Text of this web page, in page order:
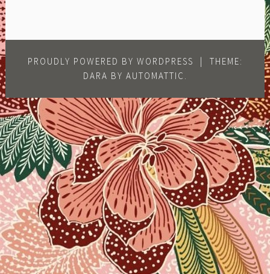
PROUDLY POWERED BY WORDPRESS
THEME:
DARA BY AUTOMATTIC .